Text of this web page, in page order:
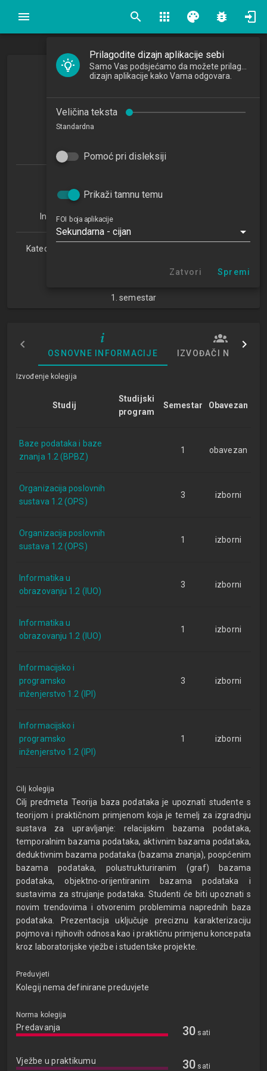
search apps palette bug_report
Teorija baza podataka
Database Theory
2017/2018
Organizacija poslovnih sustava 1.2 (OPS)
Informacijsko i programsko inženjerstvo 1.2 (IPI)
Katedra za teorijske i primijenjene osnove informacijskih
1. semestar
OSNOVNE INFORMACIJE IZVOĐAČI NASTAVE
Izvođenje kolegija
Studij
Studijski
program
Semestar Obavezan
Baze podataka i baze
znanja 1.2 (BPBZ)
1 obavezan
Organizacija poslovnih
sustava 1.2 (OPS)
3 izborni
Organizacija poslovnih
sustava 1.2 (OPS)
1 izborni
Informatika u
obrazovanju 1.2 (IUO)
3 izborni
Informatika u
obrazovanju 1.2 (IUO)
1 izborni
Informacijsko i
programsko
inženjerstvo 1.2 (IPI)
3 izborni
Informacijsko i
programsko
inženjerstvo 1.2 (IPI)
1 izborni
Cilj kolegija
Cilj predmeta Teorija baza podataka je upoznati studente s
teorijom i praktičnom primjenom koja je temelj za izgradnju
sustava za upravljanje: relacijskim bazama podataka,
temporalnim bazama podataka, aktivnim bazama podataka,
deduktivnim bazama podataka (bazama znanja), poopćenim
bazama podataka, polustrukturiranim (graf) bazama
podataka, objektno-orijentiranim bazama podataka i
sustavima za strujanje podataka. Studenti će biti upoznati s
novim trendovima i otvorenim problemima naprednih baza
podataka. Prezentacija uključuje preciznu karakterizaciju
pojmova i njihovih odnosa kao i praktičnu primjenu koncepata
kroz laboratorijske vježbe i studentske projekte.
Preduvjeti
Kolegij nema definirane preduvjete
Norma kolegija
Predavanja 30 sati
Vježbe u praktikumu 30 sati
Prilagodite dizajn aplikacije sebi
dizajn aplikacije kako Vama odgovara.
Veličina teksta
Standardna
Pomoć pri disleksiji
Prikaži tamnu temu
FOI boja aplikacije
Sekundarna - cijan
Zatvori Spremi